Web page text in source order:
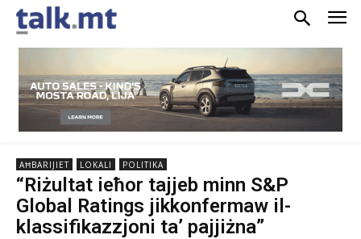
AĦBARIJIET LOKALI POLITIKA
“Riżultat ieħor tajjeb minn S&P
Global Ratings jikkonfermaw il-
klassifikazzjoni ta’ pajjiżna”